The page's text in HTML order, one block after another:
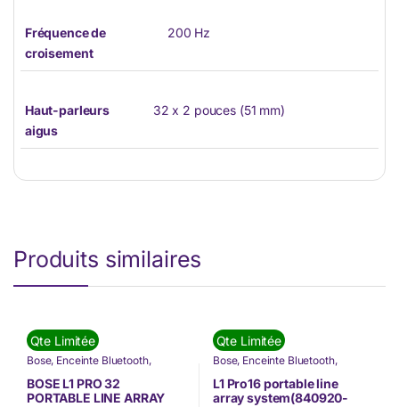
Fréquence de
croisement
200 Hz
Haut-parleurs
aigus
32 x 2 pouces (51 mm)
Produits similaires
Qte Limitée
Bose, Enceinte Bluetooth,
IMAGE & SON
Nos Marques
Nouvel arrivage,Son
Tech
BOSE L1 PRO 32
PORTABLE LINE ARRAY
Qte Limitée
Bose, Enceinte Bluetooth,
IMAGE & SON
Nos Marques
Nouvel arrivage,Son
L1 Pro16 portable line
array system(840920-